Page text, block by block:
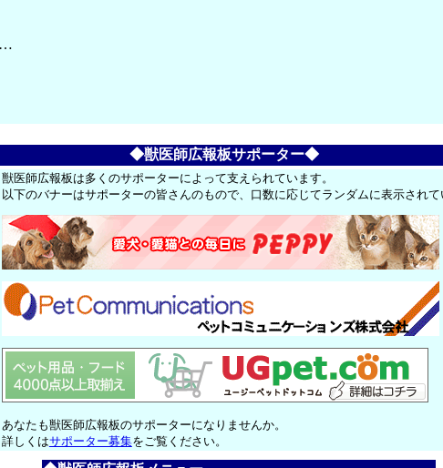
…
◆獣医師広報板サポーター◆
獣医師広報板は多くのサポーターによって支えられています。
以下のバナーはサポーターの皆さんのもので、口数に応じてランダムに表示され
あなたも獣医師広報板のサポーターになりませんか。
詳しくはサポーター募集をご覧ください。